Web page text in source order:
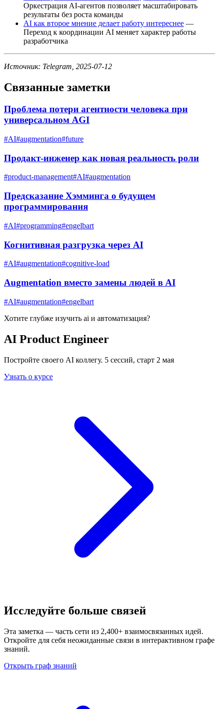
Оркестрация AI-агентов позволяет масштабировать
результаты без роста команды
AI как второе мнение делает работу интереснее —
Переход к координации AI меняет характер работы
разработчика
Источник: Telegram, 2025-07-12
Связанные заметки
Проблема потери агентности человека при
универсальном AGI
#AI#augmentation#future
Продакт-инженер как новая реальность роли
#product-management#AI#augmentation
Предсказание Хэмминга о будущем
программирования
#AI#programming#engelbart
Когнитивная разгрузка через AI
#AI#augmentation#cognitive-load
Augmentation вместо замены людей в AI
#AI#augmentation#engelbart
Хотите глубже изучить ai и автоматизация?
AI Product Engineer
Постройте своего AI коллегу. 5 сессий, старт 2 мая
Узнать о курсе
Исследуйте больше связей
Эта заметка — часть сети из 2,400+ взаимосвязанных идей.
Откройте для себя неожиданные связи в интерактивном графе
знаний.
Открыть граф знаний